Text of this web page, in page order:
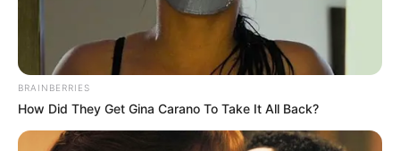
BRAINBERRIES
How Did They Get Gina Carano To Take It All Back?